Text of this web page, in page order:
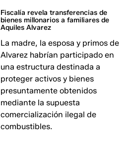
Fiscalía revela transferencias de
bienes millonarios a familiares de
Aquiles Alvarez
La madre, la esposa y primos de
Alvarez habrían participado en
una estructura destinada a
proteger activos y bienes
presuntamente obtenidos
mediante la supuesta
comercialización ilegal de
combustibles.